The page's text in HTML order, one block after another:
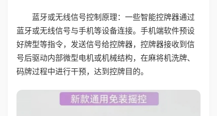
蓝牙或无线信号控制原理：一些智能控牌器通过
蓝牙或无线信号与手机等设备连接。手机端软件预设
好牌型等指令，发送信号给控牌器，控牌器接收到信
号后驱动内部微型电机或机械结构，在麻将机洗牌、
码牌过程中进行干预，达到控牌目的。